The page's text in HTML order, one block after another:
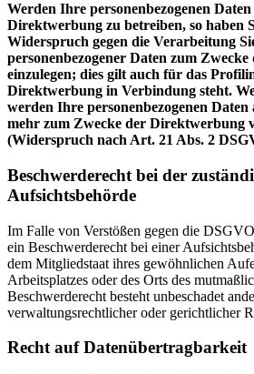
Werden Ihre personenbezogenen
Direktwerbung zu betreiben, so haben
Widerspruch gegen die Verarbeitung
personenbezogener Daten zum
einzulegen; dies gilt auch für das
Direktwerbung in Verbindung steht.
werden Ihre personenbezogenen
mehr zum Zwecke der Direktwerbung
(Widerspruch nach Art. 21 Abs. 2
Beschwerderecht bei der
Aufsichtsbehörde
Im Falle von Verstößen gegen die
ein Beschwerderecht bei einer
dem Mitgliedstaat ihres gewöhnlichen
Arbeitsplatzes oder des Orts des
Beschwerderecht besteht unbeschadet
verwaltungsrechtlicher oder gerichtlicher
Recht auf Datenübertragbarkeit